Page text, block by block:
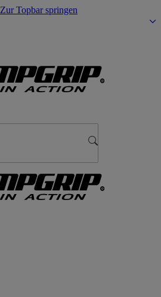
Zur Topbar springen